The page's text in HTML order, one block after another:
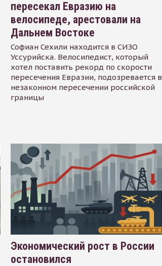
пересекал Евразию на
велосипеде, арестовали на
Дальнем Востоке
Софиан Сехили находится в СИЗО
Уссурийска. Велосипедист, который
хотел поставить рекорд по скорости
пересечения Евразии, подозревается в
незаконном пересечении российской
границы
Экономический рост в России
остановился